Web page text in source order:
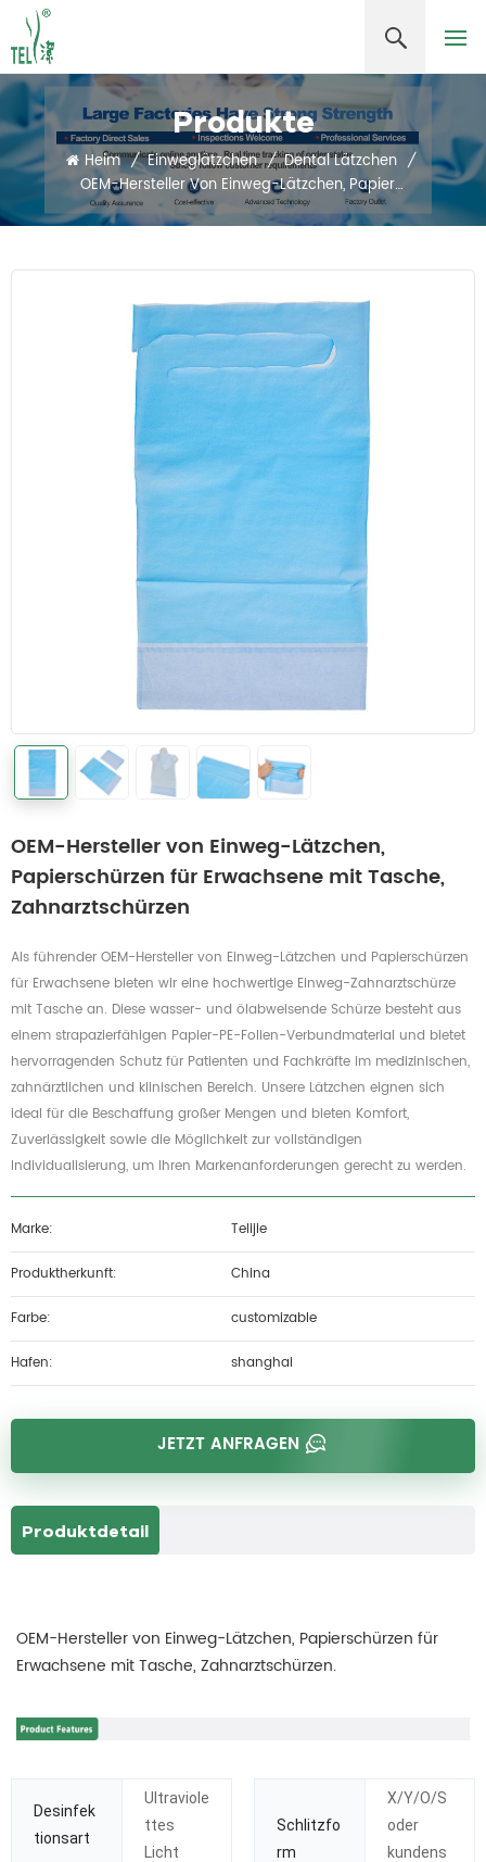
Produkte
Heim / Einweglätzchen / Dental Lätzchen /
OEM-Hersteller Von Einweg-Lätzchen, Papierschürzen Für Erwachsene Mit Tasche, Zahnarztschürzen
OEM-Hersteller von Einweg-Lätzchen,
Papierschürzen für Erwachsene mit Tasche,
Zahnarztschürzen
Als führender OEM-Hersteller von Einweg-Lätzchen und Papierschürzen
für Erwachsene bieten wir eine hochwertige Einweg-Zahnarztschürze
mit Tasche an. Diese wasser- und ölabweisende Schürze besteht aus
einem strapazierfähigen Papier-PE-Folien-Verbundmaterial und bietet
hervorragenden Schutz für Patienten und Fachkräfte im medizinischen,
zahnärztlichen und klinischen Bereich. Unsere Lätzchen eignen sich
ideal für die Beschaffung großer Mengen und bieten Komfort,
Zuverlässigkeit sowie die Möglichkeit zur vollständigen
Individualisierung, um Ihren Markenanforderungen gerecht zu werden.
Marke: Telijie
Produktherkunft: China
Farbe: customizable
Hafen: shanghai
JETZT ANFRAGEN
Produktdetail
OEM-Hersteller von Einweg-Lätzchen, Papierschürzen für
Erwachsene mit Tasche, Zahnarztschürzen.
Desinfek
tionsart
Ultraviole
ttes
Licht
Schlitzfo
rm
X/Y/O/S
oder
kundens